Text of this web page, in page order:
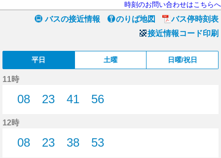
時刻のお問い合わせはこちらへ
バスの接近情報 のりば地図
バス停時刻表
接近情報コード印刷
平日 土曜 日曜/祝日
11時
08
23
41
56
12時
08
23
38
53